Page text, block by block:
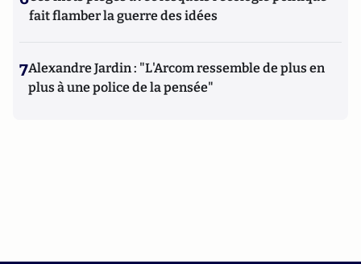
fait flamber la guerre des idées
7Alexandre Jardin : "L'Arcom ressemble de plus en
plus à une police de la pensée"